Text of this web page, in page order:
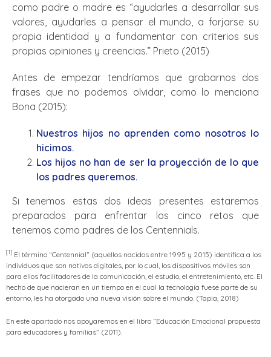
como padre o madre es “ayudarles a desarrollar sus
valores, ayudarles a pensar el mundo, a forjarse su
propia identidad y a fundamentar con criterios sus
propias opiniones y creencias.” Prieto (2015)
Antes de empezar tendríamos que grabarnos dos
frases que no podemos olvidar, como lo menciona
Bona (2015):
Nuestros hijos no aprenden como nosotros lo
hicimos.
Los hijos no han de ser la proyección de lo que
los padres queremos.
Si tenemos estas dos ideas presentes estaremos
preparados para enfrentar los cinco retos que
tenemos como padres de los Centennials.
[1] El término “Centennial” (aquellos nacidos entre 1995 y 2015) identifica a los
individuos que son nativos digitales, por lo cual, los dispositivos móviles son
para ellos facilitadores de la comunicación, el estudio, el entretenimiento, etc. El
hecho de que nacieran en un tiempo en el cual la tecnología fuese parte de su
entorno, les ha otorgado una nueva visión sobre el mundo. (Tapia, 2018)
En este apartado nos apoyaremos en el libro “Educación Emocional propuesta
para educadores y familias” (2011).